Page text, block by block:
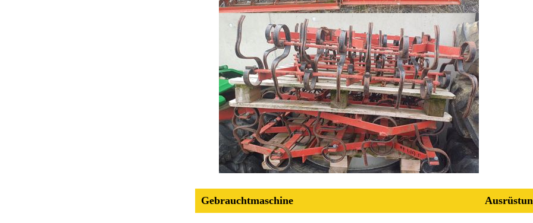
Gebrauchtmaschine